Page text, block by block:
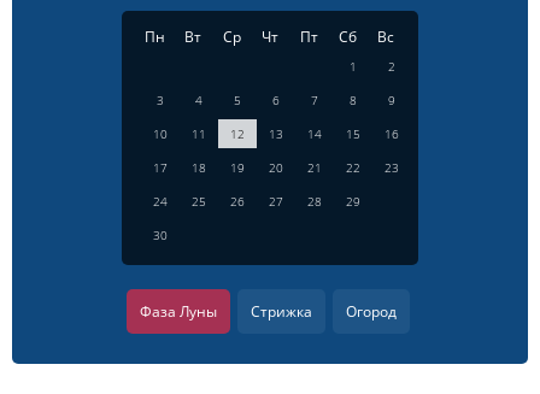
Пн Вт Ср Чт Пт Сб Вс
1
2
3
4 5 6 7 8
9
10
11 12 13 14 15
16
17
18 19 20 21 22
23
24
25 26 27 28
29
30
Фаза Луны Стрижка Огород